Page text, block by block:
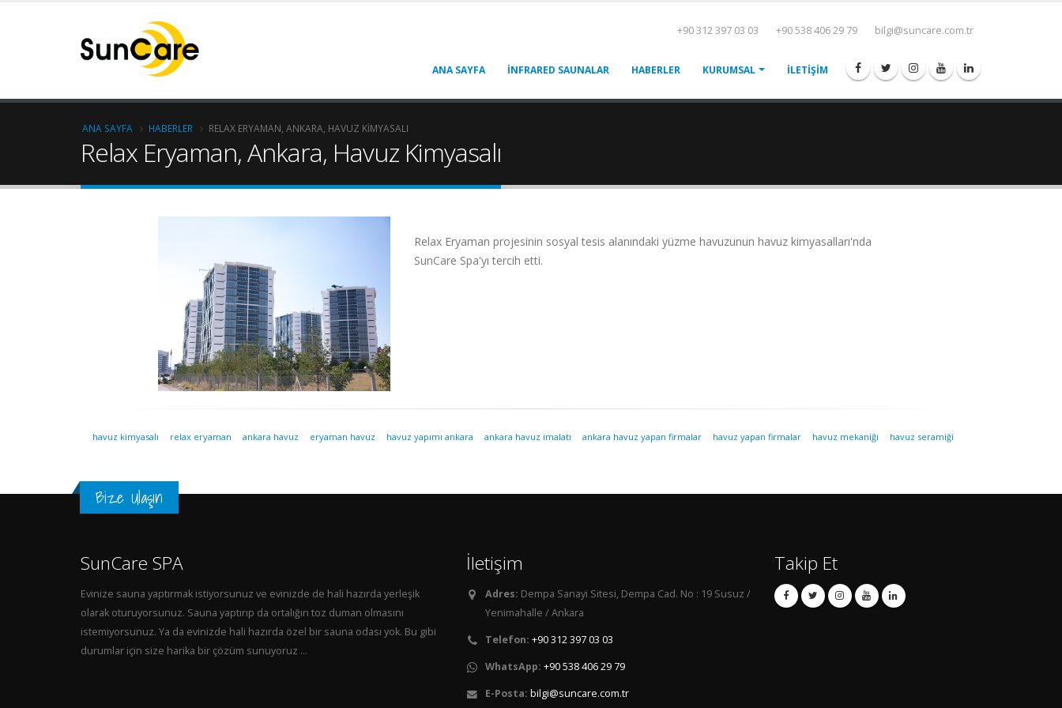
+90 312 397 03 03 +90 538 406 29 79 bilgi@suncare.com.tr
ANA SAYFA İNFRARED SAUNALAR HABERLER KURUMSAL İLETİŞİM
ANA SAYFA HABERLER RELAX ERYAMAN, ANKARA, HAVUZ KIMYASALI
Relax Eryaman, Ankara, Havuz Kimyasalı
Relax Eryaman projesinin sosyal tesis alanındaki yüzme havuzunun havuz kimyasalları'nda
SunCare Spa'yı tercih etti.
havuz kimyasalı relax eryaman ankara havuz eryaman havuz havuz yapımı ankara ankara havuz imalatı ankara havuz yapan firmalar havuz yapan firmalar havuz mekaniği havuz seramiği
Bize Ulaşın
SunCare SPA
Evinize sauna yaptırmak istiyorsunuz ve evinizde de hali hazırda yerleşik
olarak oturuyorsunuz. Sauna yaptırıp da ortalığın toz duman olmasını
istemiyorsunuz. Ya da evinizde hali hazırda özel bir sauna odası yok. Bu gibi
durumlar için size harika bir çözüm sunuyoruz ...
İletişim
Adres: Dempa Sanayi Sitesi, Dempa Cad. No : 19 Susuz /
Yenimahalle / Ankara
Telefon: +90 312 397 03 03
WhatsApp: +90 538 406 29 79
E-Posta: bilgi@suncare.com.tr
Takip Et